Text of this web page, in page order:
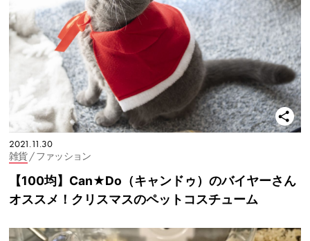
2021.11.30
雑貨/ ファッション
【100均】Can★Do（キャンドゥ）のバイヤーさん
オススメ！クリスマスのペットコスチューム